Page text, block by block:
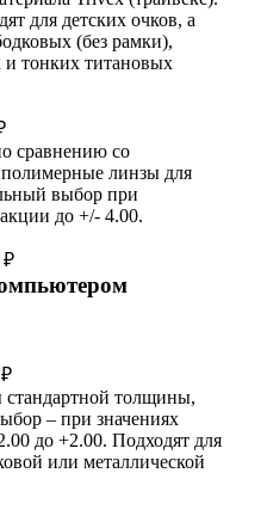
для детских очков, а
(без рамки),
тонких титановых
сравнению со
линзы для
выбор при
до +/- 4.00.
₽
толщины,
– при значениях
до +2.00. Подходят для
или металлической